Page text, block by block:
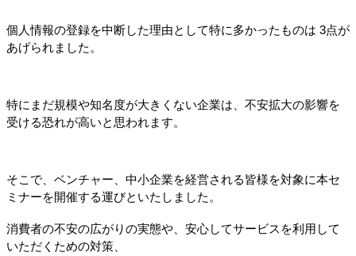
個人情報の登録を中断した理由として特に多かったものは 3点が
あげられました。
特にまだ規模や知名度が大きくない企業は、不安拡大の影響を
受ける恐れが高いと思われます。
そこで、ベンチャー、中小企業を経営される皆様を対象に本セ
ミナーを開催する運びといたしました。
消費者の不安の広がりの実態や、安心してサービスを利用して
いただくための対策、